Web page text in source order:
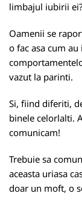
limbajul iubirii ei?
Oamenii se
o fac asa cum
vazut la parinti.
Si, fiind diferiti,
binele celorlalti.
comunicam!
Trebuie sa
aceasta uriasa
doar un moft, o